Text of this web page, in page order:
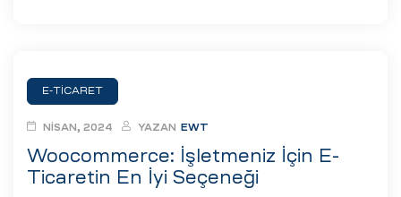
E-TICARET
Woocommerce: İşletmeniz İçin E-
Ticaretin En İyi Seçeneği
NISAN, 2024 YAZAN EWT